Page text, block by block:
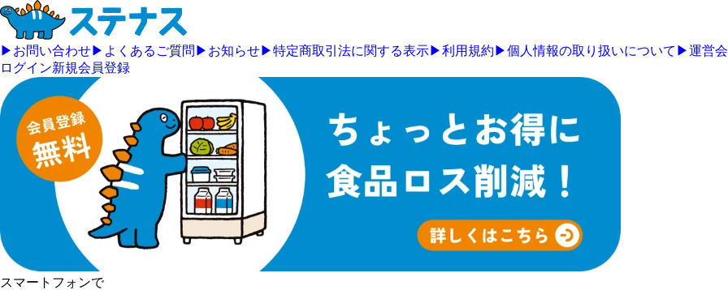
▶ お問い合わせ▶ よくあるご質問 ▶ お知らせ▶特定商取引法に関する表示▶利用規約 ▶個人情報の取り扱いについて ▶運営
ログイン新規会員登録
スマートフォンで